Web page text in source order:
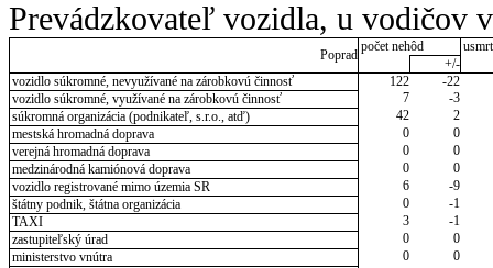
Prevádzkovateľ vozidla, u vodičov
Poprad
počet nehôd
+/-
vozidlo súkromné, nevyužívané na zárobkovú činnosť
122
-22
vozidlo súkromné, využívané na zárobkovú činnosť
7
-3
súkromná organizácia (podnikateľ, s.r.o., atď)
42
2
mestská hromadná doprava
0
0
verejná hromadná doprava
0
0
medzinárodná kamiónová doprava
0
0
vozidlo registrované mimo územia SR
6
-9
štátny podnik, štátna organizácia
0
-1
TAXI
3
-1
zastupiteľský úrad
0
0
ministerstvo vnútra
0
0